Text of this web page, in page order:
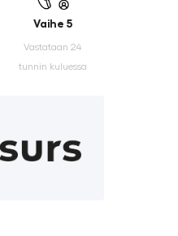
Vaihe 5
Vastataan 24
tunnin kuluessa